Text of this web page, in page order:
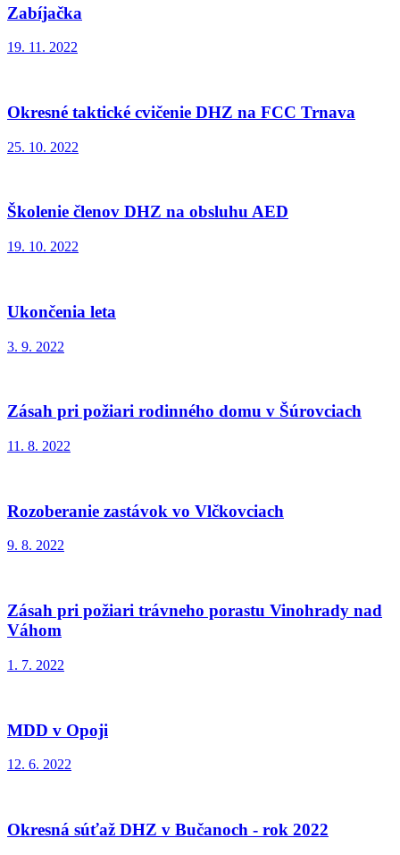
Zabíjačka
19. 11. 2022
Okresné taktické cvičenie DHZ na FCC Trnava
25. 10. 2022
Školenie členov DHZ na obsluhu AED
19. 10. 2022
Ukončenia leta
3. 9. 2022
Zásah pri požiari rodinného domu v Šúrovciach
11. 8. 2022
Rozoberanie zastávok vo Vlčkovciach
9. 8. 2022
Zásah pri požiari trávneho porastu Vinohrady nad
Váhom
1. 7. 2022
MDD v Opoji
12. 6. 2022
Okresná súťaž DHZ v Bučanoch - rok 2022